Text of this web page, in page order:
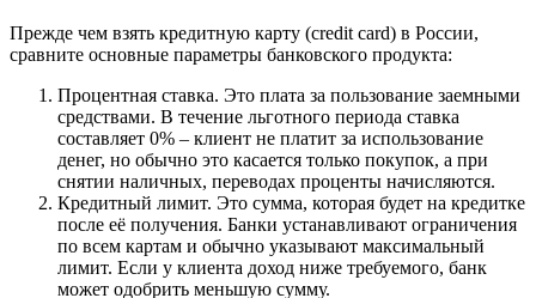
Прежде чем взять кредитную карту (credit card) в России,
сравните основные параметры банковского продукта:
Процентная ставка. Это плата за пользование заемными
средствами. В течение льготного периода ставка
составляет 0% – клиент не платит за использование
денег, но обычно это касается только покупок, а при
снятии наличных, переводах проценты начисляются.
Кредитный лимит. Это сумма, которая будет на кредитке
после её получения. Банки устанавливают ограничения
по всем картам и обычно указывают максимальный
лимит. Если у клиента доход ниже требуемого, банк
может одобрить меньшую сумму.